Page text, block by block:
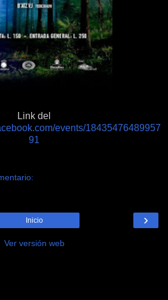
Link del
events/18435476489957
91
›
Inicio
Ver versión web